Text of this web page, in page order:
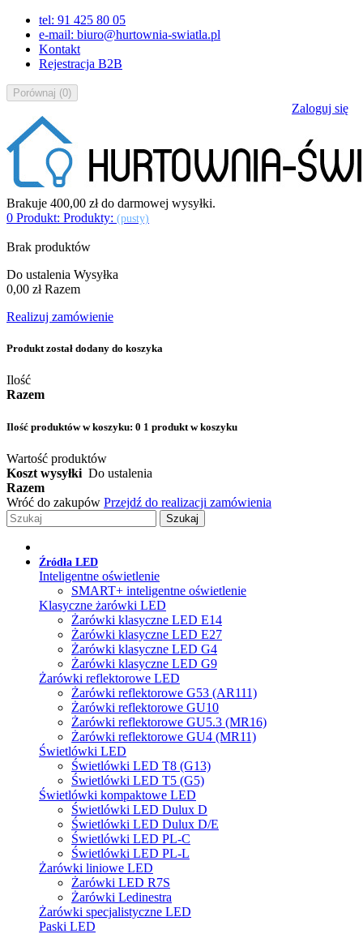
tel: 91 425 80 05
e-mail: biuro@hurtownia-swiatla.pl
Kontakt
Rejestracja B2B
Porównaj (0)
Zaloguj się
Brakuje 400,00 złdo darmowej wysyłki.
0 Produkt: Produkty: (pusty)
Brak produktów
Do ustalenia Wysyłka
0,00 zł Razem
Realizuj zamówienie
Produkt został dodany do koszyka
Ilość
Razem
Ilość produktów w koszyku: 0 1 produkt w koszyku
Wartość produktów
Koszt wysyłki Do ustalenia
Razem
Wróć do zakupów Przejdź do realizacji zamówienia
Szukaj
Źródła LED
Inteligentne oświetlenie
SMART+ inteligentne oświetlenie
Klasyczne żarówki LED
Żarówki klasyczne LED E14
Żarówki klasyczne LED E27
Żarówki klasyczne LED G4
Żarówki klasyczne LED G9
Żarówki reflektorowe LED
Żarówki reflektorowe G53 (AR111)
Żarówki reflektorowe GU10
Żarówki reflektorowe GU5.3 (MR16)
Żarówki reflektorowe GU4 (MR11)
Świetlówki LED
Świetlówki LED T8 (G13)
Świetlówki LED T5 (G5)
Świetlówki kompaktowe LED
Świetlówki LED Dulux D
Świetlówki LED Dulux D/E
Świetlówki LED PL-C
Świetlówki LED PL-L
Żarówki liniowe LED
Żarówki LED R7S
Żarówki Ledinestra
Żarówki specjalistyczne LED
Paski LED